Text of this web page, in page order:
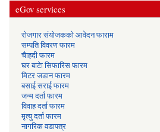
eGov services
रोजगार संयोजकको आवेदन फाराम
सम्पति विवरण फारम
चैाहदी फारम
घर बाटेा सिफारिस फारम
मिटर जडान फारम
बसाई सराई फारम
जन्म दर्ता फारम
विवाह दर्ता फारम
मृत्यु दर्ता फारम
नागरिक वडापत्र